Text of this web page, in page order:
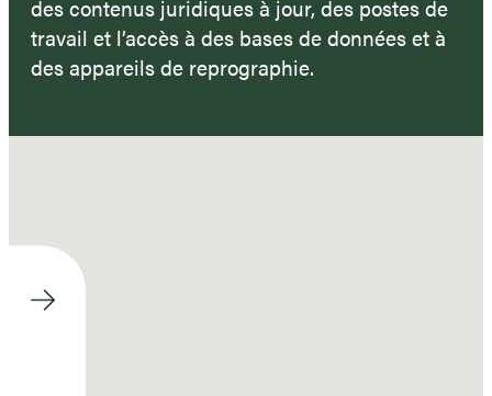
des contenus juridiques à jour, des postes de
travail et l’accès à des bases de données et à
des appareils de reprographie.